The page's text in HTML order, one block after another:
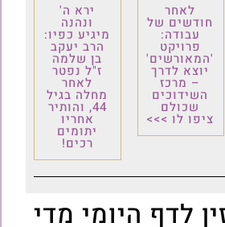
לאחר
חודשים של
עבודה:
פרויקט
'המאורשים'
יוצא לדרך
– מרכז
השידוכים
שכולם
ציפו לו >>>
ירא ה'
ונהנה
מיגיע כפיו:
הרב יעקב
בן שלמה
ז"ל נפטר
לאחר
מחלה בגיל
44, והותיר
אחריו
יתומים
רכים!
לדף היומי מדי